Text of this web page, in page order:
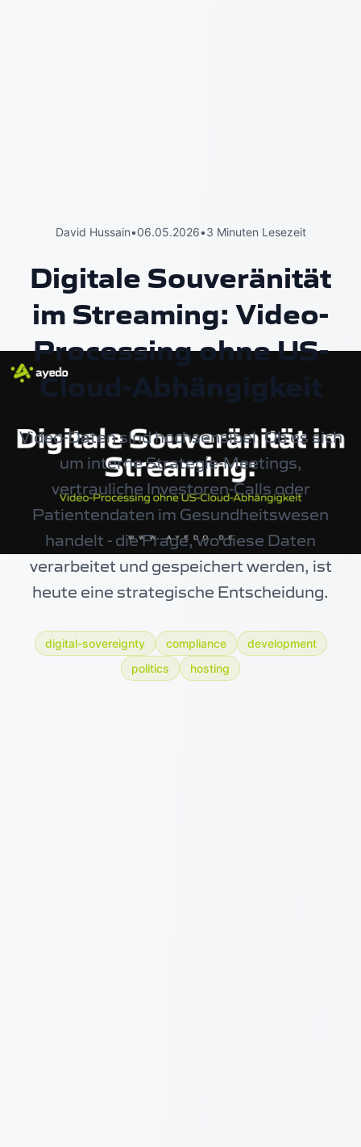
David Hussain•06.05.2026•3 Minuten Lesezeit
Digitale Souveränität
im Streaming: Video-
Processing ohne US-
Cloud-Abhängigkeit
Video-Daten sind hochsensibel. Ob es sich
um interne Strategie-Meetings,
vertrauliche Investoren-Calls oder
Patientendaten im Gesundheitswesen
handelt - die Frage, wo diese Daten
verarbeitet und gespeichert werden, ist
heute eine strategische Entscheidung.
digital-sovereignty compliance
development
politics
hosting